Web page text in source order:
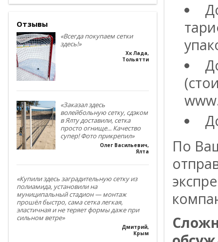
Отзывы
«Всегда покупаем сетки
здесь!»
Хк Лада,
Тольятти
«Заказал здесь
волейбольную сетку, сдэком
в Ялту доставили, сетка
просто огнище... Качество
супер! Фото прикрепил»
Олег Васильевич,
Ялта
«Купили здесь заградительную сетку из
полиамида, установили на
муниципальный стадион — монтаж
прошёл быстро, сама сетка легкая,
эластичная и не теряет формы даже при
сильном ветре»
Дмитрий,
Крым
По